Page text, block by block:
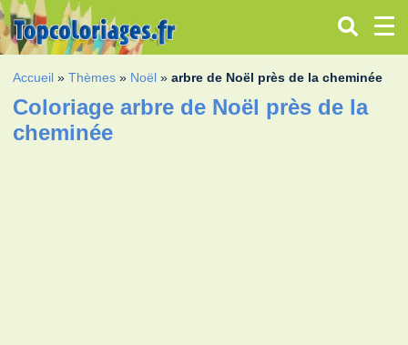
Accueil »Thèmes » Noël »arbre de Noël près de la cheminée
Coloriage arbre de Noël près de la
cheminée